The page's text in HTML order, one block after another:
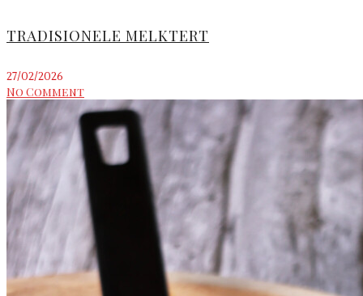
TRADISIONELE MELKTERT
27/02/2026
No Comment